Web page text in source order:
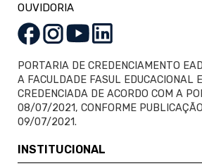
OUVIDORIA
PORTARIA DE CREDENCIAMENTO
A FACULDADE FASUL EDUCACIONAL
CREDENCIADA DE ACORDO COM A
08/07/2021, CONFORME PUBLICAÇÃO
09/07/2021.
INSTITUCIONAL